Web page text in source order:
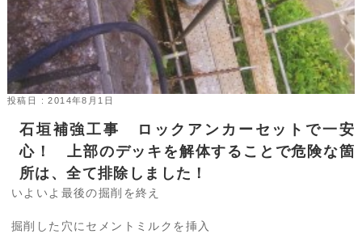
投稿日 : 2014年8月1日
石垣補強工事 ロックアンカーセットで一安
心！ 上部のデッキを解体することで危険な箇
所は、全て排除しました！
いよいよ最後の掘削を終え
掘削した穴にセメントミルクを挿入